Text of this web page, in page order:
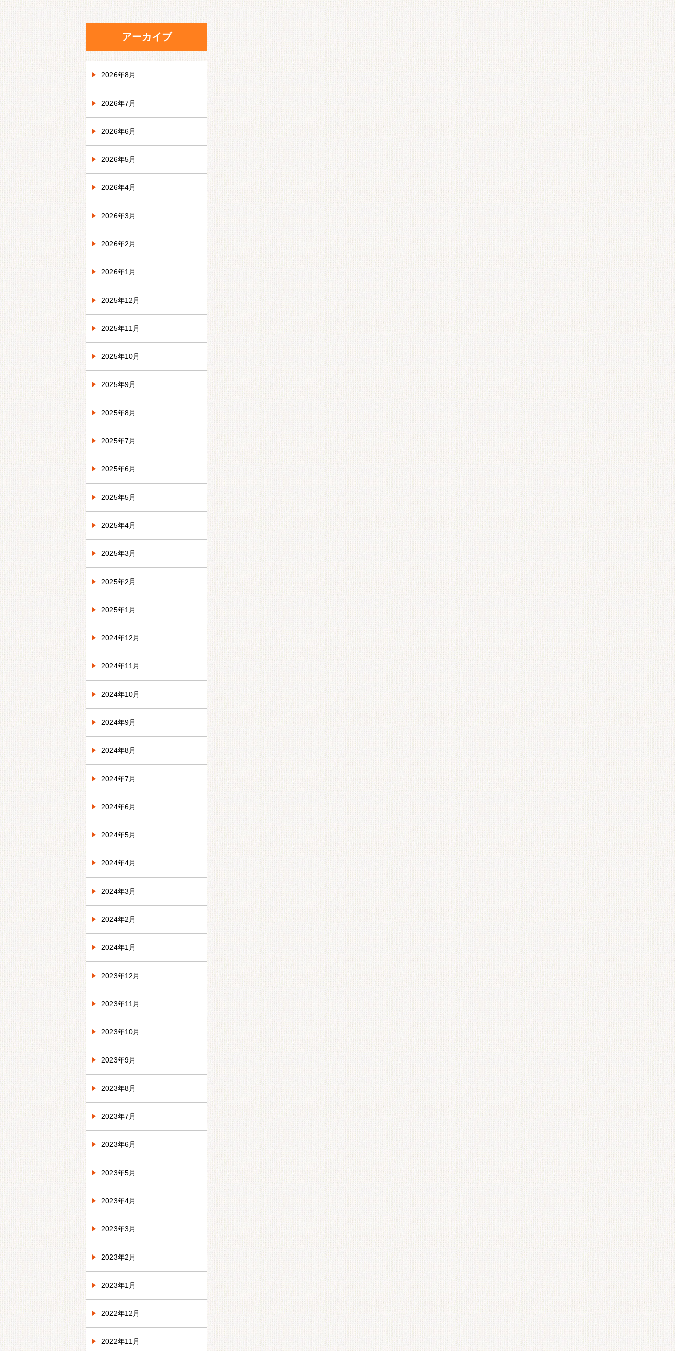
アーカイブ
2026年8月
2026年7月
2026年6月
2026年5月
2026年4月
2026年3月
2026年2月
2026年1月
2025年12月
2025年11月
2025年10月
2025年9月
2025年8月
2025年7月
2025年6月
2025年5月
2025年4月
2025年3月
2025年2月
2025年1月
2024年12月
2024年11月
2024年10月
2024年9月
2024年8月
2024年7月
2024年6月
2024年5月
2024年4月
2024年3月
2024年2月
2024年1月
2023年12月
2023年11月
2023年10月
2023年9月
2023年8月
2023年7月
2023年6月
2023年5月
2023年4月
2023年3月
2023年2月
2023年1月
2022年12月
2022年11月